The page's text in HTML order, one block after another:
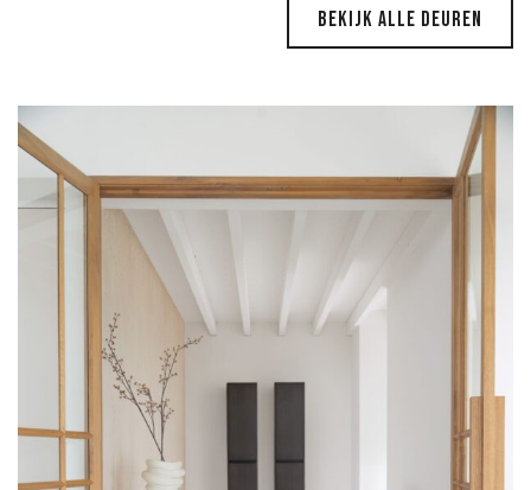
Bekijk alle deuren